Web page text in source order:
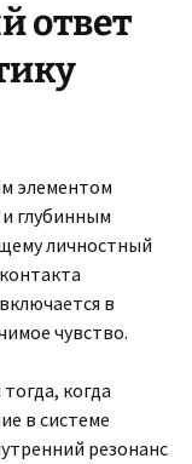
ответ
элементом
глубинным
личностный
в
чувство.
когда
в системе
резонанс